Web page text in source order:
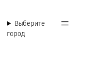
Выберите
город